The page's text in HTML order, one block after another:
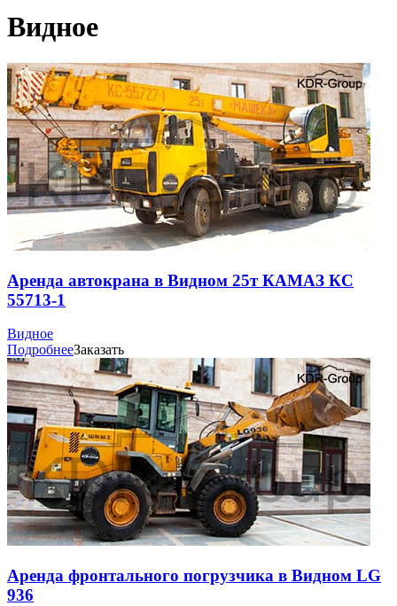
Видное
Аренда автокрана в Видном 25т КАМАЗ КС
55713-1
Видное
ПодробнееЗаказать
Аренда фронтального погрузчика в Видном LG
936